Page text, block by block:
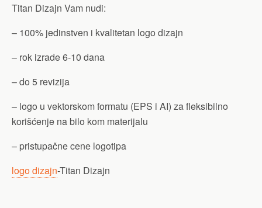
Titan Dizajn Vam nudi:
– 100% jedinstven i kvalitetan logo dizajn
– rok izrade 6-10 dana
– do 5 revizija
– logo u vektorskom formatu (EPS i AI) za fleksibilno
korišćenje na bilo kom materijalu
– pristupačne cene logotipa
logo dizajn-Titan Dizajn